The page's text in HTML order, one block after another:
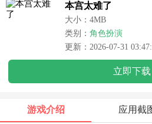
本宫太难了
大小：4MB
类别： 角色扮演
更新：2026-07-31
立即下载
游戏介绍 应用截